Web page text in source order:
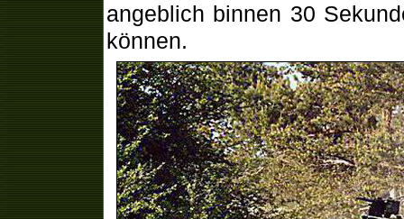
angeblich binnen 30
können.